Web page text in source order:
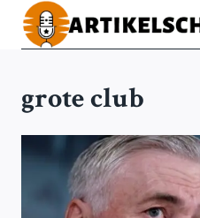
Doorgaan
naar
grote club